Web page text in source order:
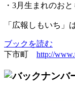
・3月生まれのお
「広報しもいち」
ブックを読む
下市町 http://